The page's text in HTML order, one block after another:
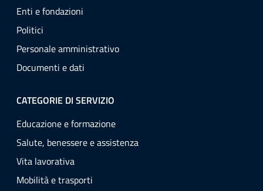
Enti e fondazioni
Politici
Personale amministrativo
Documenti e dati
CATEGORIE DI SERVIZIO
Educazione e formazione
Salute, benessere e assistenza
Vita lavorativa
Mobilità e trasporti